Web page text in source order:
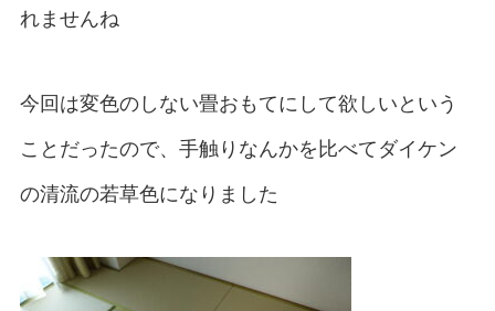
れませんね
今回は変色のしない畳おもてにして欲しいという
ことだったので、手触りなんかを比べてダイケン
の清流の若草色になりました